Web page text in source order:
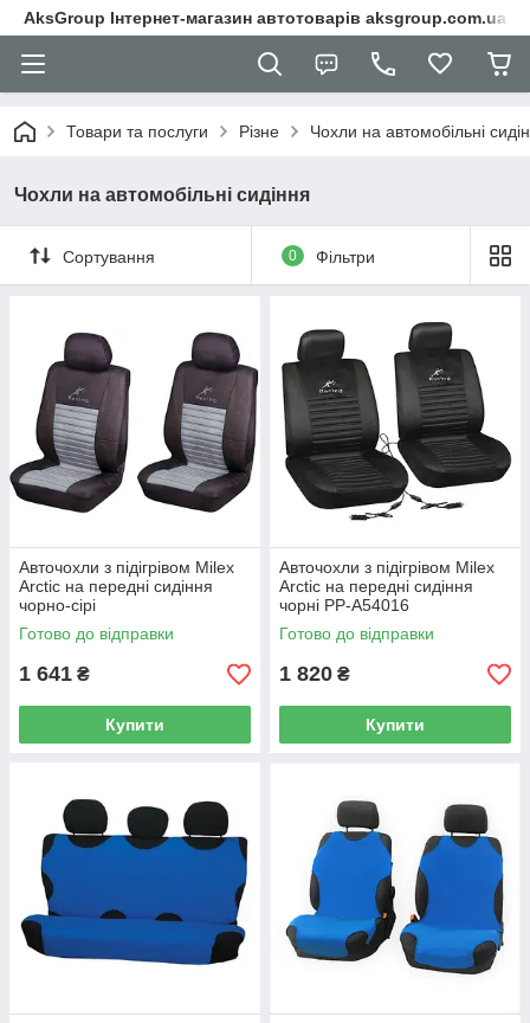
AksGroup Інтернет-магазин автотоварів aksgroup.com.ua
Товари та послуги Різне Чохли на автомобільні
Чохли на автомобільні сидіння
Сортування 0 Фільтри
Авточохли з підігрівом Milex
Arctic на передні сидіння
чорно-сірі
Готово до відправки
1 641 ₴
Купити
Авточохли з підігрівом Milex
Arctic на передні сидіння
чорні PP-A54016
Готово до відправки
1 820 ₴
Купити